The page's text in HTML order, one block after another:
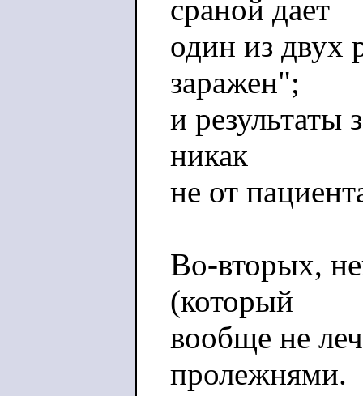
сраной дает
один из двух
заражен";
и результаты
никак
не от
Во-вторых,
(который
вообще не
пролежнями.